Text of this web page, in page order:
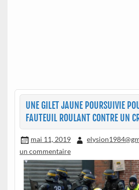
UNE GILET JAUNE POURSUIVIE
FAUTEUIL ROULANT CONTRE UN
mai 11, 2019
un commentaire